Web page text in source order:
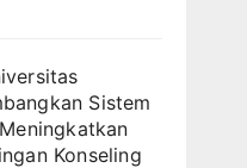
Sistem
Konseling